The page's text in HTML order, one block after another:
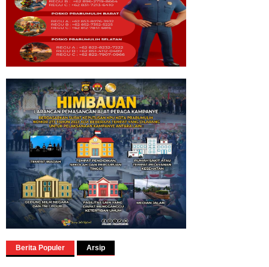
Berita Populer Arsip